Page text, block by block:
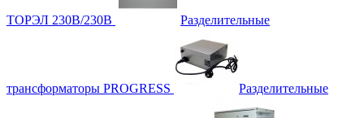
ТОРЭЛ 230В/230В Разделительные
трансформаторы PROGRESS Разделительные